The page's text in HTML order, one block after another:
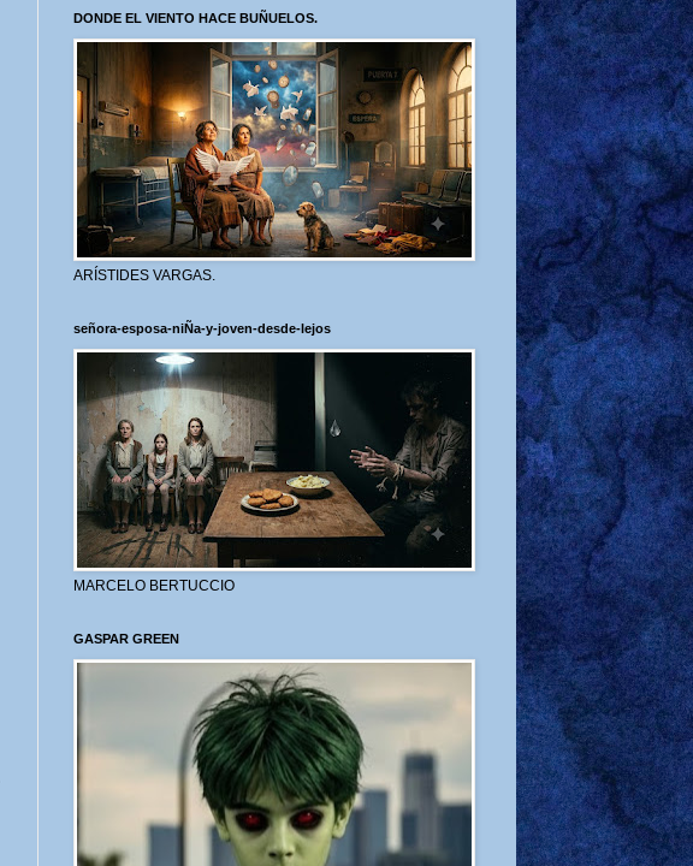
DONDE EL VIENTO HACE BUÑUELOS.
ARÍSTIDES VARGAS.
señora-esposa-niÑa-y-joven-desde-lejos
MARCELO BERTUCCIO
GASPAR GREEN